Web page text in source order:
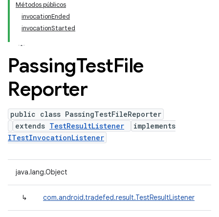
Métodos públicos
invocationEnded
invocationStarted
PassingTestFile
Reporter
public class PassingTestFileReporter
extends TestResultListener
implements
ITestInvocationListener
java.lang.Object
↳ com.android.tradefed.result.TestResultListener